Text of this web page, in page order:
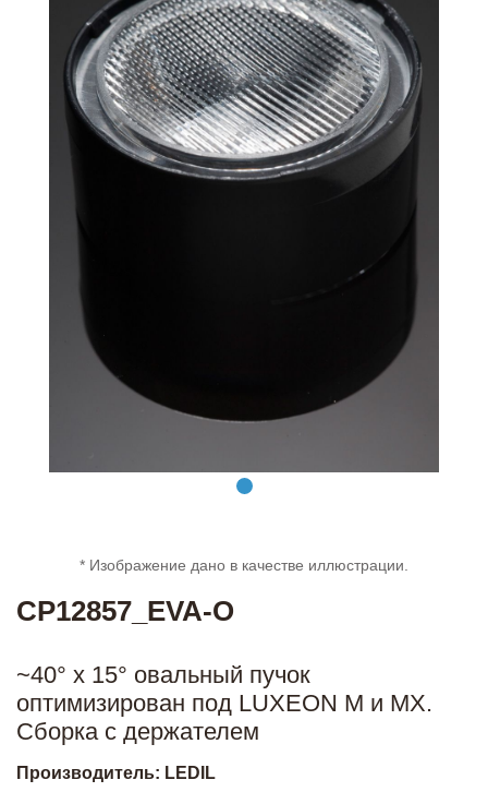
* Изображение дано в качестве иллюстрации.
CP12857_EVA-O
~40° x 15° овальный пучок
оптимизирован под LUXEON M и MX.
Сборка с держателем
Производитель: LEDIL